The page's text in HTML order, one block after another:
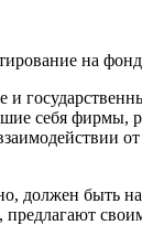
на
и
себя фирмы,
должен